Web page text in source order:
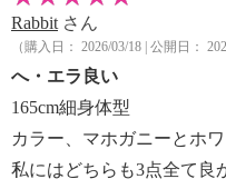
Rabbit さん
（購入日： 2026/03/18 | 公開日：
へ・エラ良い
165cm細身体型
カラー、マホガニーとホワ
私にはどちらも3点全て良